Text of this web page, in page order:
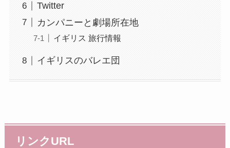
Twitter
カンパニーと劇場所在地
イギリス 旅行情報
イギリスのバレエ団
リンクURL